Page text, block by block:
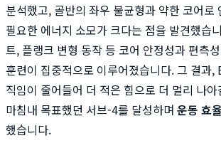
분석했고, 골반의 좌우 불균형과 약한 코어로
필요한 에너지 소모가 크다는 점을 발견했습
트, 플랭크 변형 동작 등 코어 안정성과 편측
훈련이 집중적으로 이루어졌습니다. 그 결과,
직임이 줄어들어 더 적은 힘으로 더 멀리 나
마침내 목표했던 서브-4를 달성하며 운동 효
했습니다.